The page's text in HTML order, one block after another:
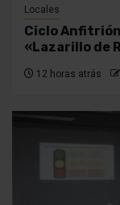
Locales
Ciclo
«Lazarillo de
12 horas atrás